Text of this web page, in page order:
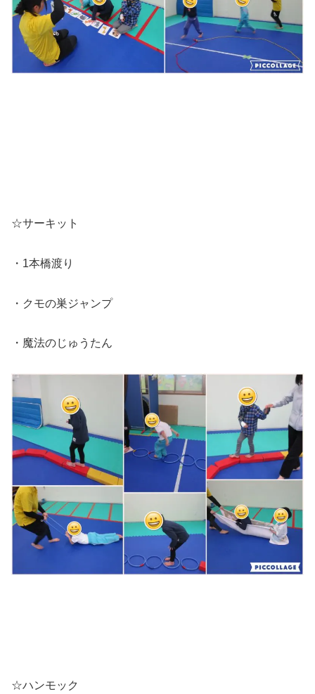
☆サーキット
・1本橋渡り
・クモの巣ジャンプ
・魔法のじゅうたん
☆ハンモック